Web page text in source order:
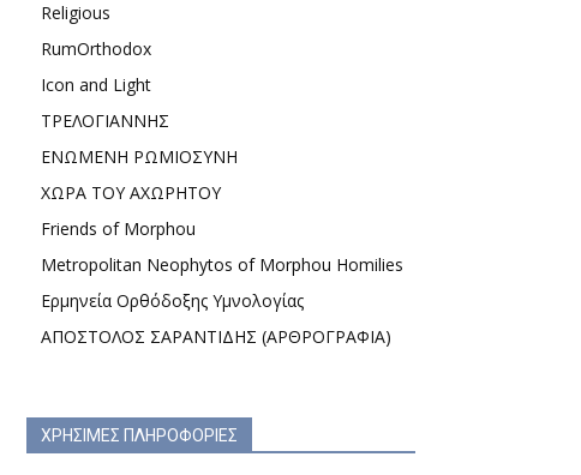
Religious
RumOrthodox
Icon and Light
ΤΡΕΛΟΓΙΑΝΝΗΣ
ΕΝΩΜΕΝΗ ΡΩΜΙΟΣΥΝΗ
ΧΩΡΑ ΤΟΥ ΑΧΩΡΗΤΟΥ
Friends of Morphou
Metropolitan Neophytos of Morphou Homilies
Ερμηνεία Ορθόδοξης Υμνολογίας
ΑΠΟΣΤΟΛΟΣ ΣΑΡΑΝΤΙΔΗΣ (ΑΡΘΡΟΓΡΑΦΙΑ)
ΧΡΗΣΙΜΕΣ ΠΛΗΡΟΦΟΡΙΕΣ